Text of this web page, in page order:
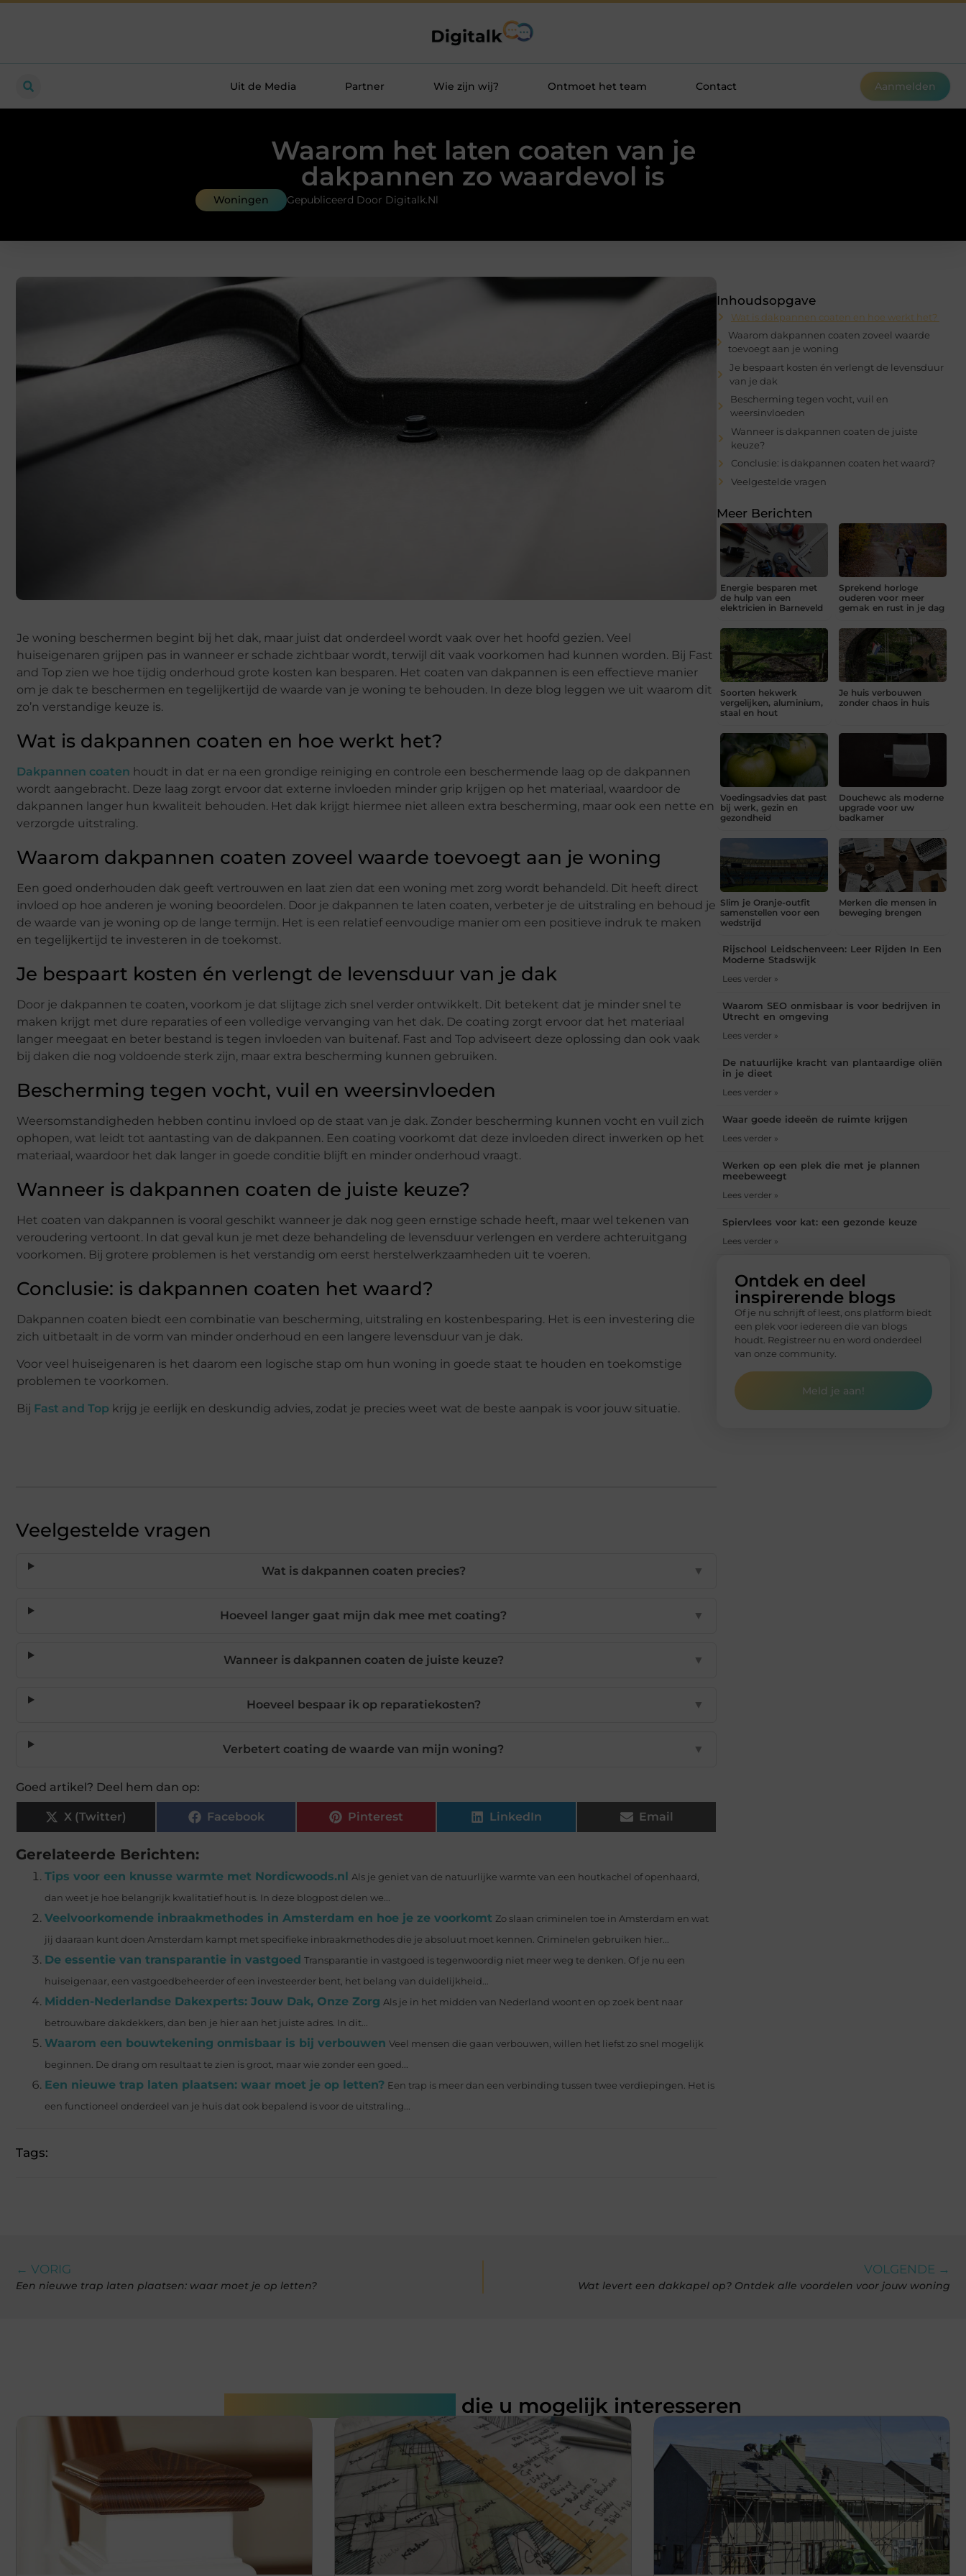
Uit de Media Partner Wie zijn wij? Ontmoet het team Contact Aanmelden
Waarom het laten coaten van je
dakpannen zo waardevol is
Woningen Gepubliceerd Door Digitalk.nl
Je woning beschermen begint bij het dak, maar juist dat onderdeel wordt vaak over het hoofd gezien. Veel
huiseigenaren grijpen pas in wanneer er schade zichtbaar wordt, terwijl dit vaak voorkomen had kunnen worden. Bij Fast
and Top zien we hoe tijdig onderhoud grote kosten kan besparen. Het coaten van dakpannen is een effectieve manier
om je dak te beschermen en tegelijkertijd de waarde van je woning te behouden. In deze blog leggen we uit waarom dit
zo’n verstandige keuze is.
Wat is dakpannen coaten en hoe werkt het?
Dakpannen coaten houdt in dat er na een grondige reiniging en controle een beschermende laag op de dakpannen
wordt aangebracht. Deze laag zorgt ervoor dat externe invloeden minder grip krijgen op het materiaal, waardoor de
dakpannen langer hun kwaliteit behouden. Het dak krijgt hiermee niet alleen extra bescherming, maar ook een nette en
verzorgde uitstraling.
Waarom dakpannen coaten zoveel waarde toevoegt aan je woning
Een goed onderhouden dak geeft vertrouwen en laat zien dat een woning met zorg wordt behandeld. Dit heeft direct
invloed op hoe anderen je woning beoordelen. Door je dakpannen te laten coaten, verbeter je de uitstraling en behoud je
de waarde van je woning op de lange termijn. Het is een relatief eenvoudige manier om een positieve indruk te maken
en tegelijkertijd te investeren in de toekomst.
Je bespaart kosten én verlengt de levensduur van je dak
Door je dakpannen te coaten, voorkom je dat slijtage zich snel verder ontwikkelt. Dit betekent dat je minder snel te
maken krijgt met dure reparaties of een volledige vervanging van het dak. De coating zorgt ervoor dat het materiaal
langer meegaat en beter bestand is tegen invloeden van buitenaf. Fast and Top adviseert deze oplossing dan ook vaak
bij daken die nog voldoende sterk zijn, maar extra bescherming kunnen gebruiken.
Bescherming tegen vocht, vuil en weersinvloeden
Weersomstandigheden hebben continu invloed op de staat van je dak. Zonder bescherming kunnen vocht en vuil zich
ophopen, wat leidt tot aantasting van de dakpannen. Een coating voorkomt dat deze invloeden direct inwerken op het
materiaal, waardoor het dak langer in goede conditie blijft en minder onderhoud vraagt.
Wanneer is dakpannen coaten de juiste keuze?
Het coaten van dakpannen is vooral geschikt wanneer je dak nog geen ernstige schade heeft, maar wel tekenen van
veroudering vertoont. In dat geval kun je met deze behandeling de levensduur verlengen en verdere achteruitgang
voorkomen. Bij grotere problemen is het verstandig om eerst herstelwerkzaamheden uit te voeren.
Conclusie: is dakpannen coaten het waard?
Dakpannen coaten biedt een combinatie van bescherming, uitstraling en kostenbesparing. Het is een investering die
zich uitbetaalt in de vorm van minder onderhoud en een langere levensduur van je dak.
Voor veel huiseigenaren is het daarom een logische stap om hun woning in goede staat te houden en toekomstige
problemen te voorkomen.
Bij Fast and Top krijg je eerlijk en deskundig advies, zodat je precies weet wat de beste aanpak is voor jouw situatie.
Veelgestelde vragen
Wat is dakpannen coaten precies? ▼
Hoeveel langer gaat mijn dak mee met coating? ▼
Wanneer is dakpannen coaten de juiste keuze? ▼
Hoeveel bespaar ik op reparatiekosten? ▼
Verbetert coating de waarde van mijn woning? ▼
Goed artikel? Deel hem dan op:
X (Twitter) Facebook Pinterest LinkedIn Email
Gerelateerde Berichten:
Tips voor een knusse warmte met Nordicwoods.nl Als je geniet van de natuurlijke warmte van een houtkachel of openhaard,
dan weet je hoe belangrijk kwalitatief hout is. In deze blogpost delen we...
Veelvoorkomende inbraakmethodes in Amsterdam en hoe je ze voorkomt Zo slaan criminelen toe in Amsterdam en wat
jij daaraan kunt doen Amsterdam kampt met specifieke inbraakmethodes die je absoluut moet kennen. Criminelen gebruiken hier...
De essentie van transparantie in vastgoed Transparantie in vastgoed is tegenwoordig niet meer weg te denken. Of je nu een
huiseigenaar, een vastgoedbeheerder of een investeerder bent, het belang van duidelijkheid...
Midden-Nederlandse Dakexperts: Jouw Dak, Onze Zorg Als je in het midden van Nederland woont en op zoek bent naar
betrouwbare dakdekkers, dan ben je hier aan het juiste adres. In dit...
Waarom een bouwtekening onmisbaar is bij verbouwen Veel mensen die gaan verbouwen, willen het liefst zo snel mogelijk
beginnen. De drang om resultaat te zien is groot, maar wie zonder een goed...
Een nieuwe trap laten plaatsen: waar moet je op letten? Een trap is meer dan een verbinding tussen twee verdiepingen. Het is
een functioneel onderdeel van je huis dat ook bepalend is voor de uitstraling...
Tags:
Inhoudsopgave
Wat is dakpannen coaten en hoe werkt het?
Waarom dakpannen coaten zoveel waarde
toevoegt aan je woning
Je bespaart kosten én verlengt de levensduur
van je dak
Bescherming tegen vocht, vuil en
weersinvloeden
Wanneer is dakpannen coaten de juiste
keuze?
Conclusie: is dakpannen coaten het waard?
Veelgestelde vragen
Meer Berichten
Energie besparen met
de hulp van een
elektricien in Barneveld
Sprekend horloge
ouderen voor meer
gemak en rust in je dag
Soorten hekwerk
vergelijken, aluminium,
staal en hout
Je huis verbouwen
zonder chaos in huis
Voedingsadvies dat past
bij werk, gezin en
gezondheid
Douchewc als moderne
upgrade voor uw
badkamer
Slim je Oranje-outfit
samenstellen voor een
wedstrijd
Merken die mensen in
beweging brengen
Rijschool Leidschenveen: Leer Rijden In Een
Moderne Stadswijk
Lees verder »
Waarom SEO onmisbaar is voor bedrijven in
Utrecht en omgeving
Lees verder »
De natuurlijke kracht van plantaardige oliën
in je dieet
Lees verder »
Waar goede ideeën de ruimte krijgen
Lees verder »
Werken op een plek die met je plannen
meebeweegt
Lees verder »
Spiervlees voor kat: een gezonde keuze
Lees verder »
Ontdek en deel
inspirerende blogs
Of je nu schrijft of leest, ons platform biedt
een plek voor iedereen die van blogs
houdt. Registreer nu en word onderdeel
van onze community.
Meld je aan!
← VORIG
Een nieuwe trap laten plaatsen: waar moet je op letten?
VOLGENDE →
Wat levert een dakkapel op? Ontdek alle voordelen voor jouw woning
die u mogelijk interesseren